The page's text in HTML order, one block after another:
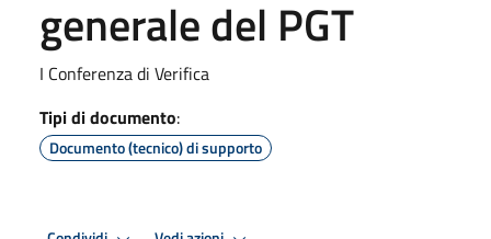
generale del PGT
I Conferenza di Verifica
Tipi di documento:
Documento (tecnico) di supporto